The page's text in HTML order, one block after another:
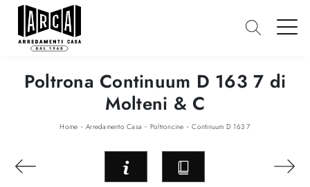
Poltrona Continuum D 163 7 di
Molteni & C
Home -Arredamento Casa - Poltroncine -Continuum D 163 7